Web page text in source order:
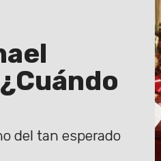
del tan esperado